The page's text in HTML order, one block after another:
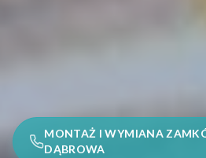
MONTAŻ I WYMIANA
DĄBROWA